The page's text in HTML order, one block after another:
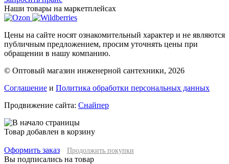
Наши товары на маркетплейсах
Цены на сайте носят ознакомительный характер и не являются
публичным предложением, просим уточнять цены при
обращении в нашу компанию.
© Оптовый магазин инженерной сантехники, 2026
Соглашение и Политика обработки персональных данных
Продвижение сайта: Снайпер
Товар добавлен в корзину
Оформить заказ Продолжить покупки
Вы подписались на товар